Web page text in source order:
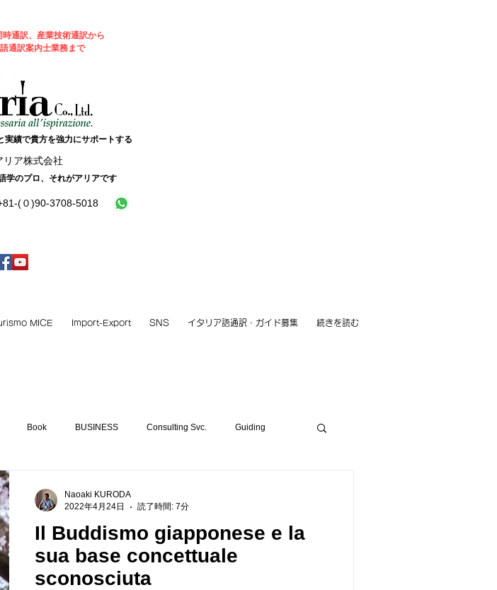
時通訳、産業技術通訳から
通訳案内士業務まで
実績で貴方を強力にサポートする
リア株式会社
学のプロ、それがアリアです
(０)90-3708-5018
MICE Import-Export SNS イタリア語通訳・ガイド募集 続きを読む
Book BUSINESS Consulting Svc. Guiding
Teaching Class Work Thought TOURISM
Il Buddismo giapponese e la
sua base concettuale
sconosciuta
Naoaki KURODA
2022年4月24日
読了時間: 7分